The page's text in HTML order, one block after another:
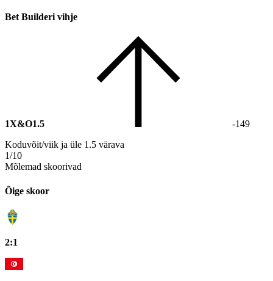
Bet Builderi vihje
1X&O1.5
-149
Koduvõit/viik ja üle 1.5 värava
1/10
Mõlemad skoorivad
Õige skoor
2:1